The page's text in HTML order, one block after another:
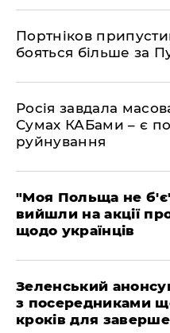
Портніков
бояться більше за
Росія завдала
Сумах КАБами – є
руйнування
"Моя Польща не
вийшли на акції
щодо українців
Зеленський
з посередниками
кроків для